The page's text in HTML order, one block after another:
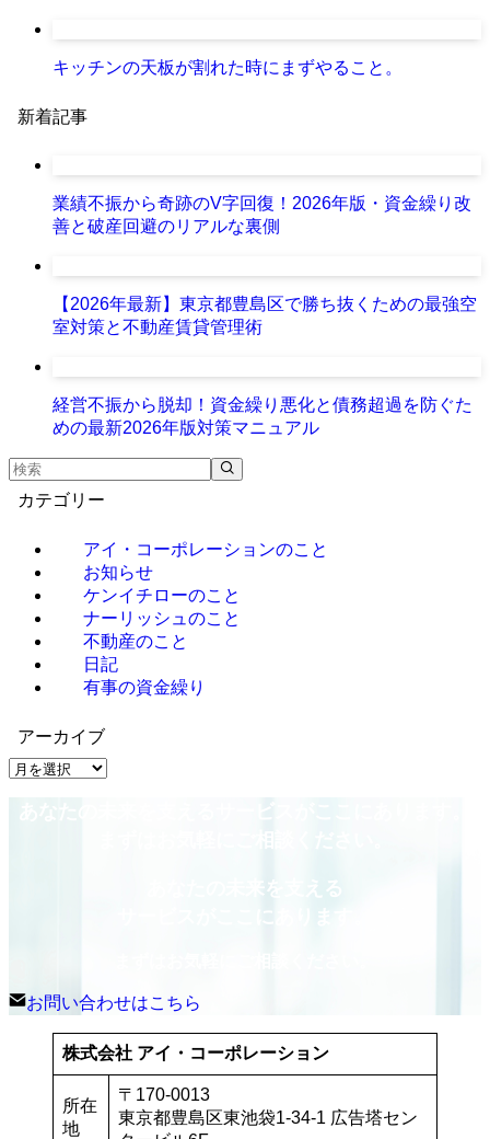
キッチンの天板が割れた時にまずやること。
新着記事
業績不振から奇跡のV字回復！2026年版・資金繰り改
善と破産回避のリアルな裏側
【2026年最新】東京都豊島区で勝ち抜くための最強空
室対策と不動産賃貸管理術
経営不振から脱却！資金繰り悪化と債務超過を防ぐた
めの最新2026年版対策マニュアル
カテゴリー
アイ・コーポレーションのこと
お知らせ
ケンイチローのこと
ナーリッシュのこと
不動産のこと
日記
有事の資金繰り
アーカイブ
ア
あなたの未来を支えるサービスがここにあります。
まずはお気軽にご相談ください。
あなたの未来を支える
サービスがここにあります。
お問い合わせはこちら
株式会社 アイ・コーポレーション
所在
地
〒170-0013
東京都豊島区東池袋1-34-1 広告塔セン